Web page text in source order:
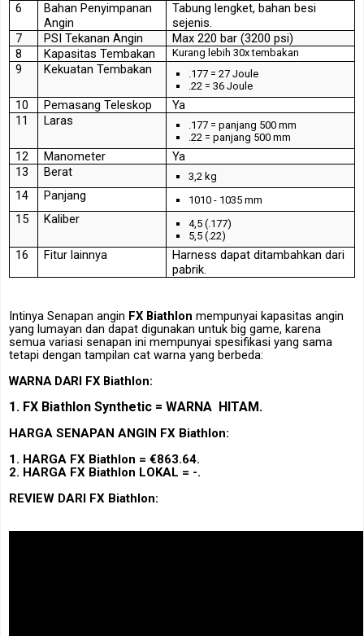
6 Bahan Penyimpanan
Angin
Tabung lengket, bahan besi
sejenis.
7
PSITekanan Angin
Max 220 bar (3200 psi)
8
Kapasitas Tembakan Kurang lebih 30x tembakan
9 Kekuatan Tembakan
.177 = 27 Joule
.22 = 36 Joule
10 Pemasang Teleskop
Ya
11
Laras
.177 = panjang 500 mm
.22 = panjang 500 mm
12 Manometer
Ya
13
Berat 3,2 kg
14 Panjang 1010 - 1035 mm
15 Kaliber
4,5 (.177)
5,5 (.22)
16 Fitur lainnya
Harness dapat ditambahkan dari
pabrik.
Intinya Senapan angin FX Biathlon mempunyai kapasitas angin
yang lumayan dan dapat digunakan untuk big game, karena
semua variasi senapan ini mempunyai spesifikasi yang sama
tetapi dengan tampilan cat warna yang berbeda:
WARNA DARI FX Biathlon:
1. FX Biathlon Synthetic = WARNA HITAM.
HARGA SENAPAN ANGIN FX Biathlon:
1. HARGA FX Biathlon = €863.64.
2. HARGA FX Biathlon LOKAL = -.
REVIEW DARI FX Biathlon: